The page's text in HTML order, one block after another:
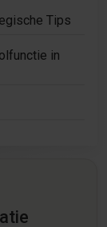
Tips
in